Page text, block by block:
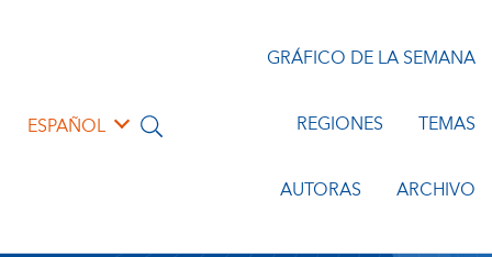
ESPAÑOL
GRÁFICO DE LA SEMANA
REGIONES TEMAS
AUTORAS ARCHIVO